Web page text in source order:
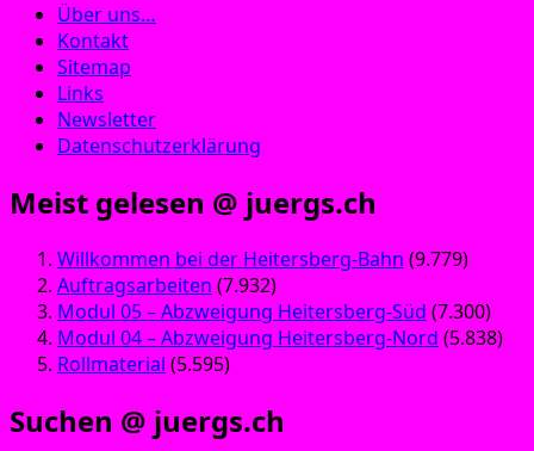
Über uns…
Kontakt
Sitemap
Links
Newsletter
Datenschutzerklärung
Meist gelesen @ juergs.ch
Willkommen bei der Heitersberg-Bahn (9.779)
Auftragsarbeiten (7.932)
Modul 05 – Abzweigung Heitersberg-Süd (7.300)
Modul 04 – Abzweigung Heitersberg-Nord (5.838)
Rollmaterial (5.595)
Suchen @ juergs.ch